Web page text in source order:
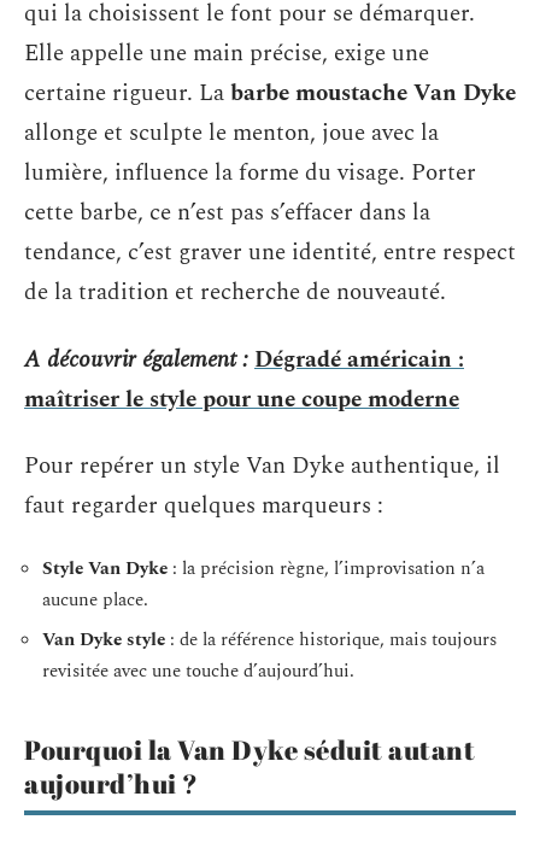
qui la choisissent le font pour se démarquer.
Elle appelle une main précise, exige une
certaine rigueur. Labarbe moustache Van Dyke
allonge et sculpte le menton, joue avec la
lumière, influence la forme du visage. Porter
cette barbe, ce n’est pas s’effacer dans la
tendance, c’est graver une identité, entre respect
de la tradition et recherche de nouveauté.
A découvrir également :Dégradé américain :
maîtriser le style pour une coupe moderne
Pour repérer un style Van Dyke authentique, il
faut regarder quelques marqueurs :
Style Van Dyke : la précision règne, l’improvisation n’a
aucune place.
Van Dyke style : de la référence historique, mais toujours
revisitée avec une touche d’aujourd’hui.
Pourquoi la Van Dyke séduit autant
aujourd’hui ?